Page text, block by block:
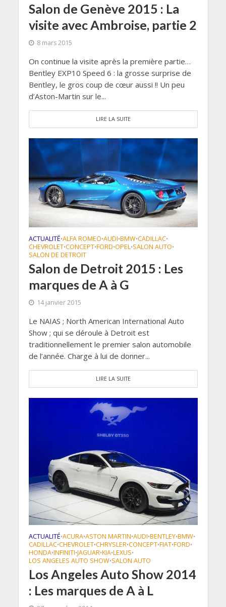
Salon de Genève 2015 : La
visite avec Ambroise, partie 2
8 mars 2015
On continue la visite après la première partie…
Bentley EXP10 Speed 6 : la grosse surprise de
Bentley, le gros coup de cœur aussi !! Un peu
d’Aston-Martin sur le...
LIRE LA SUITE
ACTUALITÉ•ALFA ROMEO•AUDI•BMW•CADILLAC•
CHEVROLET•CONCEPT•FORD•OPEL•SALON AUTO•
SALON DE DETROIT
Salon de Detroit 2015 : Les
marques de A à G
14 janvier 2015
Le NAIAS ; North American International Auto
Show ; qui se déroule à Detroit est
traditionnellement le premier salon automobile
de l’année. Charge à lui de donner...
LIRE LA SUITE
ACTUALITÉ•ACURA•ASTON MARTIN•AUDI•BENTLEY•BMW•
CADILLAC•CHEVROLET•CHRYSLER•CONCEPT•FIAT•FORD•
HONDA•INFINITI•JAGUAR•KIA•LEXUS•
LOS ANGELES AUTO SHOW•SALON AUTO
Los Angeles Auto Show 2014
: Les marques de A à L